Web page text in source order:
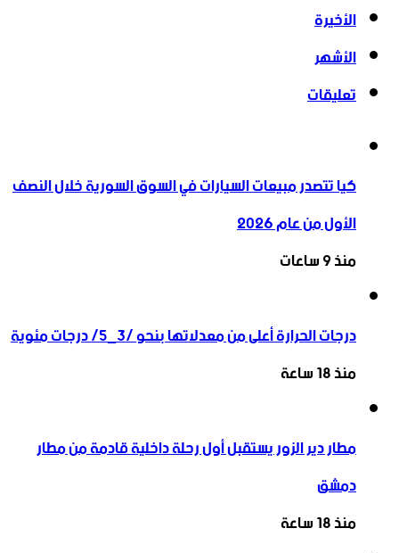
الأخيرة
الأشهر
تعليقات
كيا تتصدر مبيعات السيارات في السوق السورية خلال النصف
الأول من عام 2026
منذ 9 ساعات
درجات الحرارة أعلى من معدلاتها بنحو /3_5/ درجات مئوية
منذ 18 ساعة
مطار دير الزور يستقبل أول رحلة داخلية قادمة من مطار
دمشق
منذ 18 ساعة